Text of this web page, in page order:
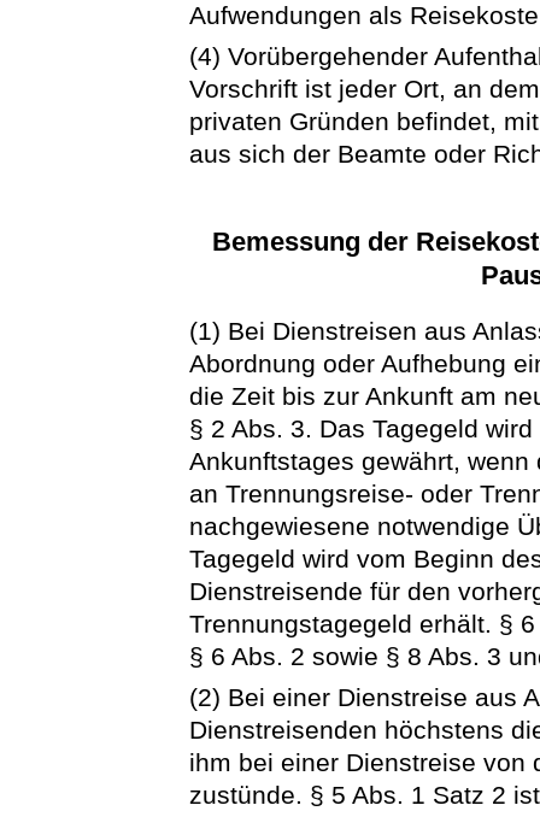
Aufwendungen als
(4) Vorübergehender
Vorschrift ist jeder Ort, an
privaten Gründen befindet,
aus sich der Beamte oder
Bemessung der
(1) Bei Dienstreisen aus
Abordnung oder Aufhebung
die Zeit bis zur Ankunft am
§ 2 Abs. 3. Das Tagegeld
Ankunftstages gewährt,
an Trennungsreise- oder
nachgewiesene notwendige
Tagegeld wird vom Beginn
Dienstreisende für den
Trennungstagegeld erhält. §
§ 6 Abs. 2 sowie § 8 Abs. 3
(2) Bei einer Dienstreise aus
Dienstreisenden höchstens
ihm bei einer Dienstreise von
zustünde. § 5 Abs. 1 Satz 2